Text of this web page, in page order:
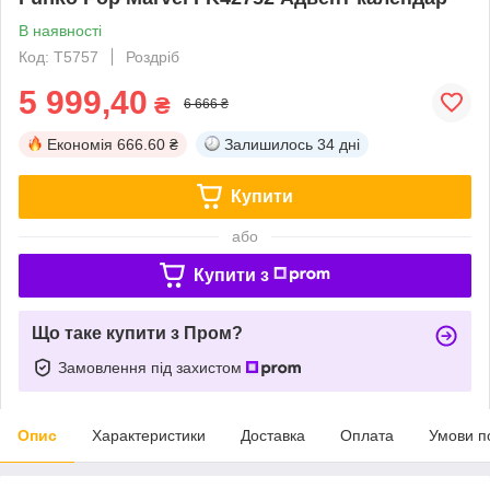
В наявності
Код: T5757
Роздріб
5 999,40 ₴ 6 666 ₴
Економія 666.60 ₴ Залишилось 34 дні
Купити
або
Купити з
Що таке купити з Пром?
Замовлення під захистом
Опис Характеристики Доставка Оплата Умови